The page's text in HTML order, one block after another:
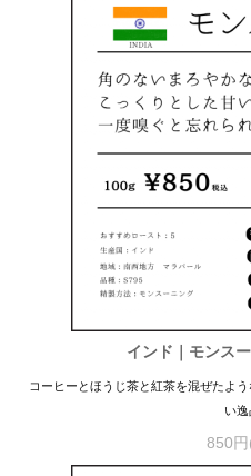
インド｜モンス
コーヒーとほうじ茶と紅茶を混ぜたよ
い逸
850